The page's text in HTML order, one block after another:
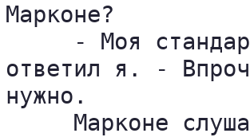
Марконе?
- Моя
ответил я. -
нужно.
Марконе